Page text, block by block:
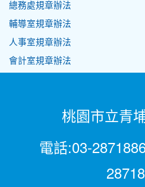
總務處規章辦法
輔導室規章辦法
人事室規章辦法
會計室規章辦法
桃園市立青
電話:03-